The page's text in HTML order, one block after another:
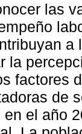
las
la
factores
de
el año